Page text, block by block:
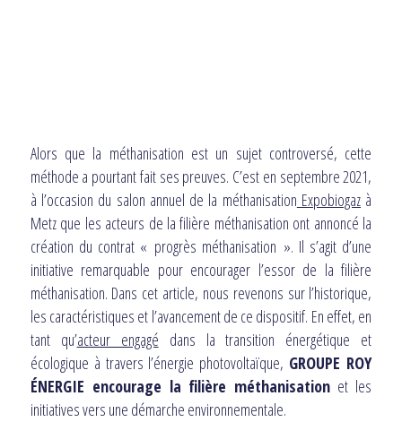
Alors que la méthanisation est un sujet controversé, cette
méthode a pourtant fait ses preuves. C’est en septembre 2021,
à l’occasion du salon annuel de la méthanisation Expobiogaz à
Metz que les acteurs de la filière méthanisation ont annoncé la
création du contrat « progrès méthanisation ». Il s’agit d’une
initiative remarquable pour encourager l’essor de la filière
méthanisation. Dans cet article, nous revenons sur l’historique,
les caractéristiques et l’avancement de ce dispositif. En effet, en
tant qu’acteur engagé dans la transition énergétique et
écologique à travers l’énergie photovoltaïque, GROUPE ROY
ÉNERGIE encourage la filière méthanisation et les
initiatives vers une démarche environnementale.